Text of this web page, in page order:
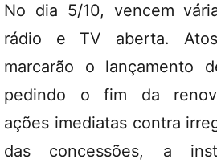
No dia 5/10, vencem
rádio e TV aberta.
marcarão o lançamento
pedindo o fim da
ações imediatas contra
das concessões, a